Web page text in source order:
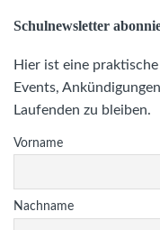
Schulnewsletter
Hier ist eine
Events,
Laufenden zu bleiben.
Vorname
Nachname